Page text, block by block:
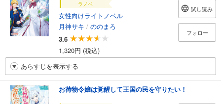
ラノベ
女性向けライトノベル
月神サキ / ののまろ
3.6
1,320円 (税込)
試し読み
フォロー
あらすじを表示する
お荷物令嬢は覚醒して王国の民を守りたい！